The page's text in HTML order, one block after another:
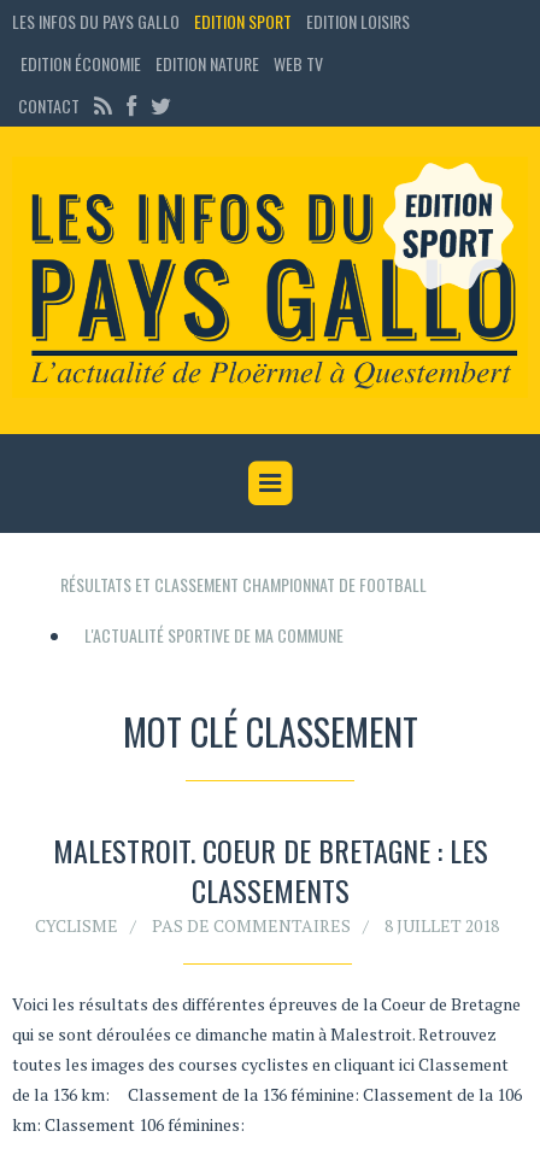
LES INFOS DU PAYS GALLO EDITION SPORT
EDITION LOISIRS
EDITION ÉCONOMIE
EDITION NATURE WEB TV
CONTACT
RÉSULTATS ET CLASSEMENT CHAMPIONNAT DE FOOTBALL
L'ACTUALITÉ SPORTIVE DE MA COMMUNE
MOT CLÉ CLASSEMENT
MALESTROIT. COEUR DE BRETAGNE : LES
CLASSEMENTS
CYCLISME PAS DE COMMENTAIRES 8 JUILLET 2018
Voici les résultats des différentes épreuves de la Coeur de Bretagne
qui se sont déroulées ce dimanche matin à Malestroit. Retrouvez
toutes les images des courses cyclistes en cliquant ici Classement
de la 136 km: Classement de la 136 féminine: Classement de la 106
km: Classement 106 féminines: